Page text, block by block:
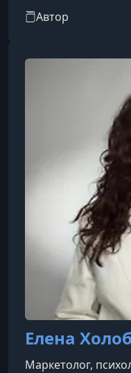
бизнеса делятся
инструментами.
преподносятся
благодаря
четким
Автор
Елена
Маркетолог,